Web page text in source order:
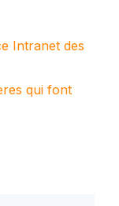
Intranet des
qui font